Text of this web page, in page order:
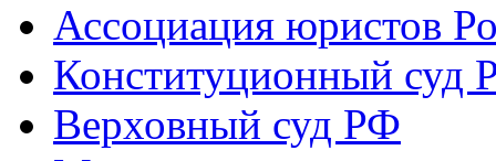
Ассоциация юристов
Конституционный суд
Верховный суд РФ